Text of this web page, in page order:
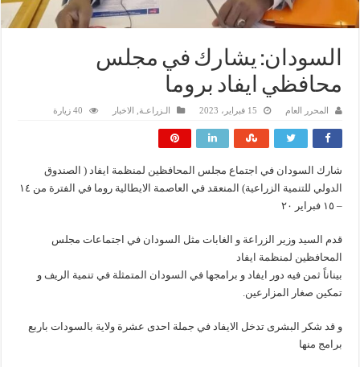
السودان: يشارك في مجلس
محافظي ايفاد بروما
المحرر العام 15 فبراير، 2023 الـزراعـة الاخبار 40 زيارة
شارك السودان في اجتماع مجلس المحافظين لمنظمة ايفاد ( الصندوق
الدولي للتنمية الزراعية) المنعقد في العاصمة الايطالية روما في الفترة من ١٤
– ١٥ فبراير ٢٠
قدم السيد وزير الزراعة و الغابات مثل السودان في اجتماعات مجلس
المحافظين لمنظمة ايفاد
بيناناً ثمن فيه دور ايفاد و برامجها في السودان المتمثلة في تنمية الريف و
تمكين صغار المزارعين.
و قد شكر البشرى تدخل الايفاد في جملة احدى عشرة ولاية بالسودات باربع
برامج منها